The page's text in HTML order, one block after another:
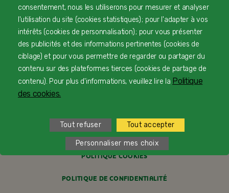
CONTACTEZ-NOUS
LIVRAISON
PAIEMENT SÉCURISÉ
MENTIONS LÉGALES
POLITIQUE COOKIES
POLITIQUE DE CONFIDENTIALITÉ
consentement, nous les utiliserons pour mesurer et analyser
l'utilisation du site (cookies statistiques) ; pour l'adapter à vos
intérêts (cookies de personnalisation) ; pour vous présenter
des publicités et des informations pertinentes (cookies de
ciblage) et pour vous permettre de regarder ou partager du
contenu sur des plateformes tierces (cookies de partage de
contenu). Pour plus d'informations, veuillez lire la Politique
des cookies.
Tout refuser Tout accepter
Personnaliser mes choix